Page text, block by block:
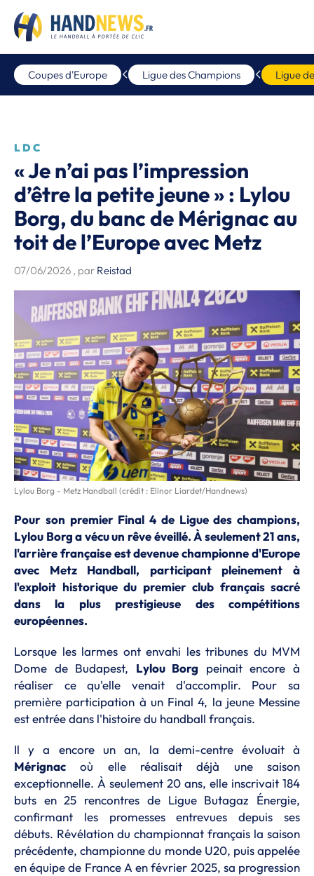
Coupes d'Europe Ligue des Champions Ligue
LDC
« Je n’ai pas l’impression
d’être la petite jeune » : Lylou
Borg, du banc de Mérignac au
toit de l’Europe avec Metz
07/06/2026 , par Reistad
Lylou Borg - Metz Handball (crédit : Elinor Liardet/Handnews)
Pour son premier Final 4 de Ligue des champions,
Lylou Borg a vécu un rêve éveillé. À seulement 21 ans,
l'arrière française est devenue championne d'Europe
avec Metz Handball, participant pleinement à
l'exploit historique du premier club français sacré
dans la plus prestigieuse des compétitions
européennes.
Lorsque les larmes ont envahi les tribunes du MVM
Dome de Budapest, Lylou Borg peinait encore à
réaliser ce qu'elle venait d'accomplir. Pour sa
première participation à un Final 4, la jeune Messine
est entrée dans l'histoire du handball français.
Il y a encore un an, la demi-centre évoluait à
Mérignac où elle réalisait déjà une saison
exceptionnelle. À seulement 20 ans, elle inscrivait 184
buts en 25 rencontres de Ligue Butagaz Énergie,
confirmant les promesses entrevues depuis ses
débuts. Révélation du championnat français la saison
précédente, championne du monde U20, puis appelée
en équipe de France A en février 2025, sa progression